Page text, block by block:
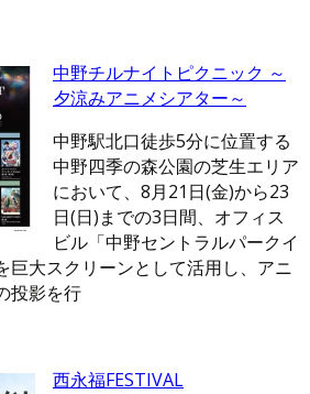
中野チルナイトピクニック ～
夕涼みアニメシアター～
中野駅北口徒歩5分に位置する
中野四季の森公園の芝生エリア
において、8月21日(金)から23
日(日)までの3日間、オフィス
ビル「中野セントラルパークイ
巨大スクリーンとして活用し、アニ
投影を行
西永福FESTIVAL